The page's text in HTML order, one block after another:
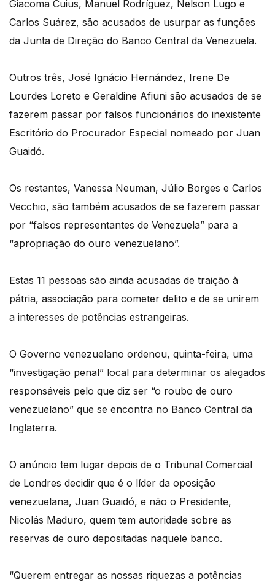
Giacoma Cuius, Manuel Rodríguez, Nelson Lugo e
Carlos Suárez, são acusados de usurpar as funções
da Junta de Direção do Banco Central da Venezuela.
Outros três, José Ignácio Hernández, Irene De
Lourdes Loreto e Geraldine Afiuni são acusados de se
fazerem passar por falsos funcionários do inexistente
Escritório do Procurador Especial nomeado por Juan
Guaidó.
Os restantes, Vanessa Neuman, Júlio Borges e Carlos
Vecchio, são também acusados de se fazerem passar
por “falsos representantes de Venezuela” para a
“apropriação do ouro venezuelano”.
Estas 11 pessoas são ainda acusadas de traição à
pátria, associação para cometer delito e de se unirem
a interesses de potências estrangeiras.
O Governo venezuelano ordenou, quinta-feira, uma
“investigação penal” local para determinar os alegados
responsáveis pelo que diz ser “o roubo de ouro
venezuelano” que se encontra no Banco Central da
Inglaterra.
O anúncio tem lugar depois de o Tribunal Comercial
de Londres decidir que é o líder da oposição
venezuelana, Juan Guaidó, e não o Presidente,
Nicolás Maduro, quem tem autoridade sobre as
reservas de ouro depositadas naquele banco.
“Querem entregar as nossas riquezas a potências